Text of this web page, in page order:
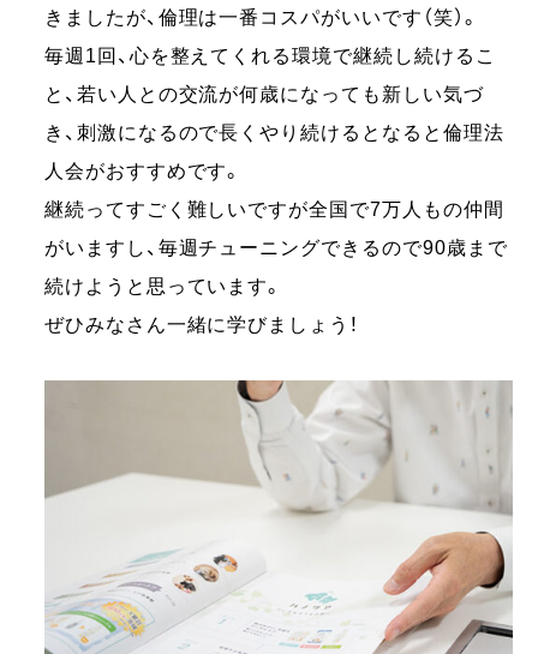
きましたが、倫理は一番コスパがいいです（笑）。
毎週1回、心を整えてくれる環境で継続し続けるこ
と、若い人との交流が何歳になっても新しい気づ
き、刺激になるので長くやり続けるとなると倫理法
人会がおすすめです。
継続ってすごく難しいですが全国で7万人もの仲間
がいますし、毎週チューニングできるので90歳まで
続けようと思っています。
ぜひみなさん一緒に学びましょう！